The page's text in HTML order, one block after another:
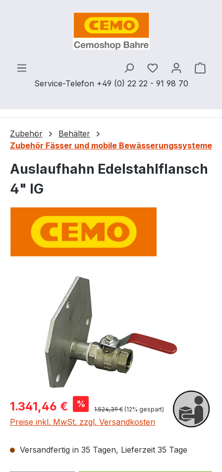
Zum Hauptinhalt springen
Service-Telefon +49 (0) 22 22 - 91 98 70
Du hast 0
Zubehör
Behälter
Zubehör Fässer und mobile Bewässerungssysteme
Auslaufhahn Edelstahlflansch
4" IG
Bildergalerie überspringen
Verkaufspreis:
1.341,46 € % Regulärer Preis:
1.524,39 € (12% gespart)
Preise inkl. MwSt. zzgl. Versandkosten
Versandfertig in 35 Tagen, Lieferzeit 35 Tage